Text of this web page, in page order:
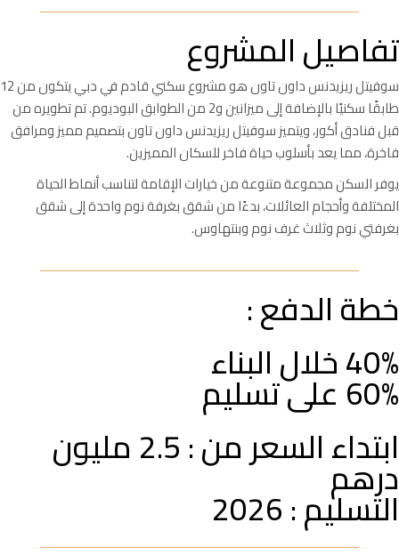
تفاصيل المشروع
سوفيتل ريزيدنس داون تاون هو مشروع سكني قادم في دبي يتكون من 12
طابقًا سكنيًا بالإضافة إلى ميزانين و2 من الطوابق البوديوم. تم تطويره من
قبل فنادق أكور، ويتميز سوفيتل ريزيدنس داون تاون بتصميم مميز ومرافق
فاخرة، مما يعد بأسلوب حياة فاخر للسكان المميزين.
يوفر السكن مجموعة متنوعة من خيارات الإقامة لتناسب أنماط الحياة
المختلفة وأحجام العائلات، بدءًا من شقق بغرفة نوم واحدة إلى شقق
بغرفتي نوم وثلاث غرف نوم وبنتهاوس.
خطة الدفع :
40% خلال البناء
60% على تسليم
ابتداء السعر من : 2.5 مليون
درهم
التسليم : 2026